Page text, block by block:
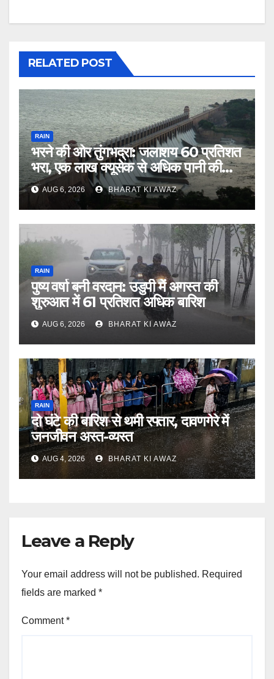
RELATED POST
RAIN
भरने की ओर तुंगभद्रा: जलाशय 60 प्रतिशत
भरा, एक लाख क्यूसेक से अधिक पानी की
आवक
AUG 6, 2026 BHARAT KI AWAZ
RAIN
पुष्य वर्षा बनी वरदान: उडुपी में अगस्त की
शुरुआत में 61 प्रतिशत अधिक बारिश
AUG 6, 2026 BHARAT KI AWAZ
RAIN
दो घंटे की बारिश से थमी रफ्तार, दावणगेरे में
जनजीवन अस्त-व्यस्त
AUG 4, 2026 BHARAT KI AWAZ
Leave a Reply
Your email address will not be published. Required
fields are marked *
Comment*